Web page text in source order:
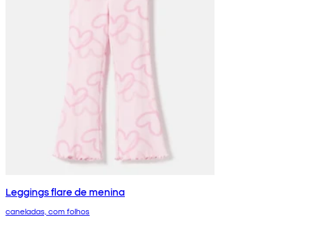
Leggings flare de menina
caneladas, com folhos